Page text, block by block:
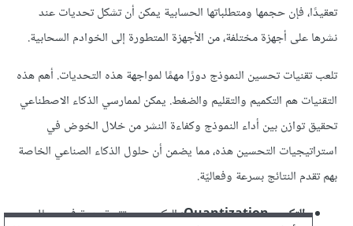
تعقيدًا، فإن حجمها ومتطلباتها الحسابية يمكن أن تشكل تحديات عند
نشرها على أجهزة مختلفة، من الأجهزة المتطورة إلى الخوادم السحابية.
تلعب تقنيات تحسين النموذج دورًا مهمًا لمواجهة هذه التحديات. أهم هذه
التقنيات هم التكميم والتقليم والضغط. يمكن لممارسي الذكاء الاصطناعي
تحقيق توازن بين أداء النموذج وكفاءة النشر من خلال الخوض في
استراتيجيات التحسين هذه، مما يضمن أن حلول الذكاء الصناعي الخاصة
بهم تقدم النتائج بسرعة وفعاليّة.
التكميم Quantization:
التكميم هو تقنية مهمة في مجال